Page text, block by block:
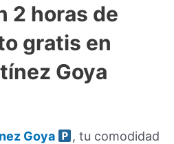
2 horas de
gratis en
Goya
Goya
, tu comodidad